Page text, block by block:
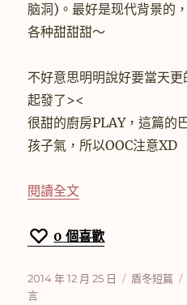
脑洞)。最好是现代背景的
各种甜甜甜～
不好意思明明說好要當天
起發了><
很甜的廚房PLAY，這篇的
孩子氣，所以OOC注意XD
閱讀全文〈[美隊2]【盾冬
0 個喜歡
發
佈
2014 年 12 月 25 日
分
盾冬短篇
言